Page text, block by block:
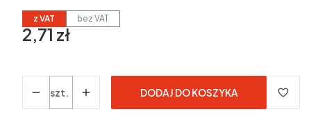
z VAT bez VAT
Cena
2,71 zł
w tym 23% VAT
w tym
szt.
DODAJ DO KOSZYKA